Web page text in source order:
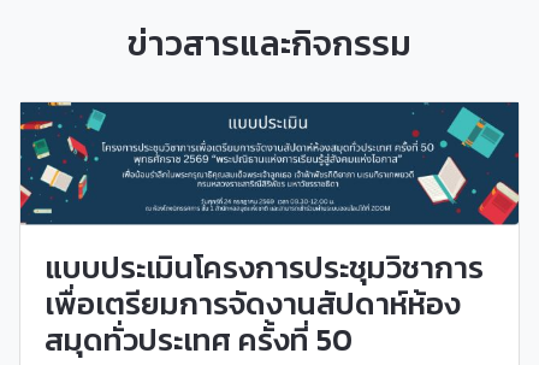
ข่าวสารและกิจกรรม
แบบประเมินโครงการประชุมวิชาการ
เพื่อเตรียมการจัดงานสัปดาห์ห้อง
สมุดทั่วประเทศ ครั้งที่ 50